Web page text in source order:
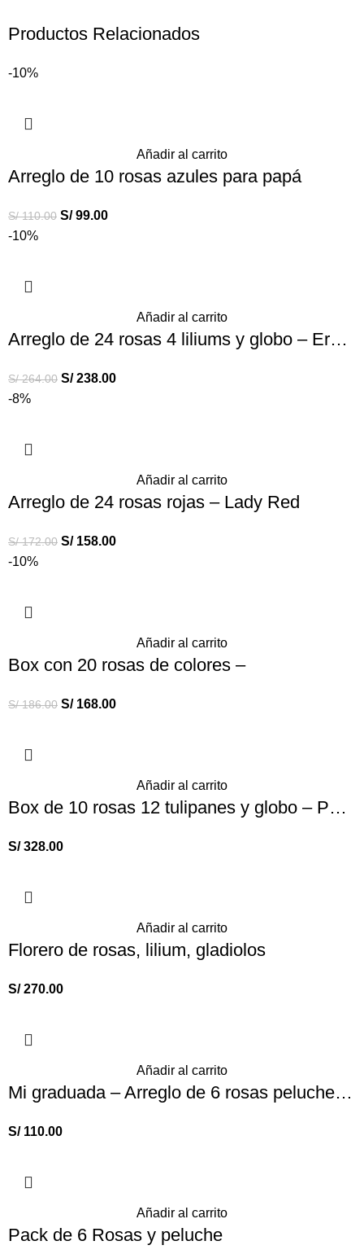
Productos Relacionados
-10%
Añadir al carrito
Arreglo de 10 rosas azules para papá
S/110.00 S/99.00
-10%
Añadir al carrito
Arreglo de 24 rosas 4 liliums y globo – Eres genial
S/264.00 S/238.00
-8%
Añadir al carrito
Arreglo de 24 rosas rojas – Lady Red
S/172.00 S/158.00
-10%
Añadir al carrito
Box con 20 rosas de colores –
S/186.00 S/168.00
Añadir al carrito
Box de 10 rosas 12 tulipanes y globo – Para Cumpleaños
S/328.00
Añadir al carrito
Florero de rosas, lilium, gladiolos
S/270.00
Añadir al carrito
Mi graduada – Arreglo de 6 rosas peluche y globo para graduación
S/110.00
Añadir al carrito
Pack de 6 Rosas y peluche